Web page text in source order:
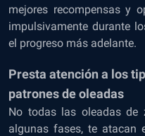
mejores recompensas y
impulsivamente durante
el progreso más adelante.
Presta atención a los
patrones de oleadas
No todas las oleadas de
algunas fases, te atacan